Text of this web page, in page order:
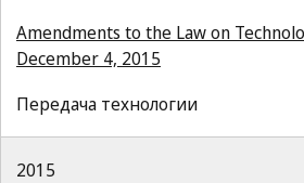
Amendments to the Law on
December 4, 2015
Передача технологии
2015